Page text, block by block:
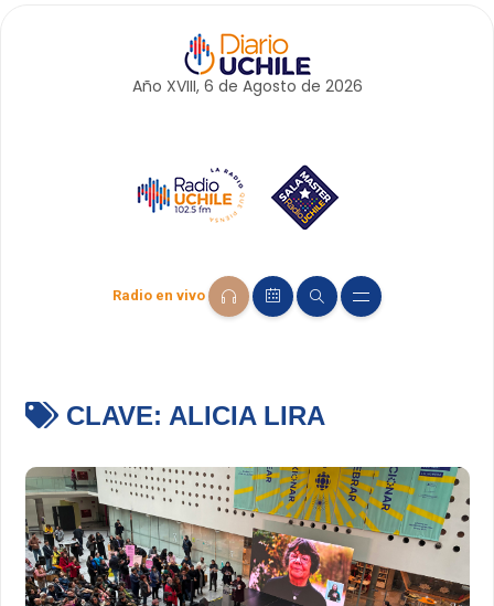
Año XVIII, 6 de Agosto de 2026
Radio en vivo
CLAVE: ALICIA LIRA